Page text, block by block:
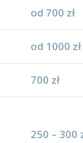
od 700 zł
od 1000 zł
700 zł
250 – 300